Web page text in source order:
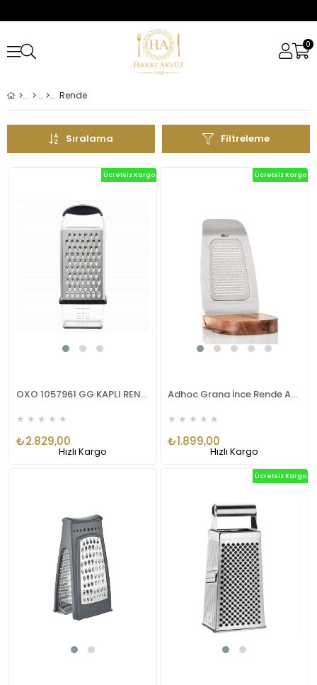
0
Rende
Filtreleme
Sıralama
OXO 1057961 GG KAPLI RENDE
★ ★ ★ ★ ★
₺2.829,00
Ücretsiz Kargo
Hızlı Kargo
Adhoc Grana İnce Rende Ahşap Standlı
★ ★ ★ ★ ★
₺1.899,00
Ücretsiz Kargo
Hızlı Kargo
Ücretsiz Kargo